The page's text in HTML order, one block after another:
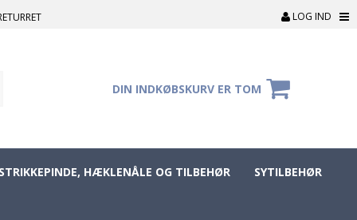
LOG IND
DIN INDKØBSKURV ER TOM
HÆKLENÅLE OG TILBEHØR SYTILBEHØR